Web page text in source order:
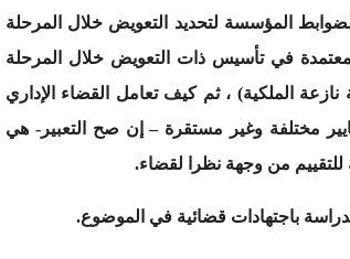
المؤسسة لتحديد التعويض خلال المرحلة
في تأسيس ذات التعويض خلال المرحلة
الملكية) ، ثم كيف تعامل القضاء الإداري
مختلفة وغير مستقرة – إن صح التعبير- هي
من وجهة نظرا لقضاء.
باجتهادات قضائية في الموضوع.